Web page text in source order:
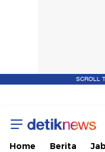
SCROLL
Home Berita